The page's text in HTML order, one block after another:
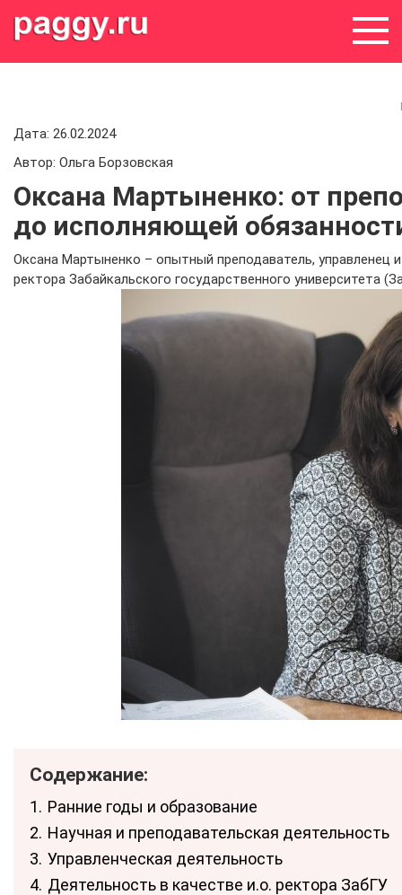
Дата: 26.02.2024
Автор: Ольга Борзовская
Оксана Мартыненко: от
до исполняющей
Оксана Мартыненко – опытный преподаватель,
ректора Забайкальского государственного
Содержание:
1. Ранние годы и образование
2. Научная и преподавательская деятельность
3. Управленческая деятельность
4. Деятельность в качестве и.о. ректора ЗабГУ